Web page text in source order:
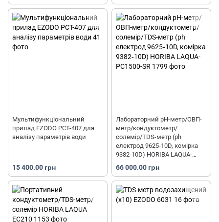
Мультифункціональний
прилад EZODO PCT-407 для
аналізу параметрів води
15 400.00 грн
Лабораторний pH-метр/ОВП-
метр/кондуктометр/
солемір/TDS-метр (ph
електрод 9625‐10D, комірка
9382‐10D) HORIBA LAQUA-
PC1500-SR
66 000.00 грн